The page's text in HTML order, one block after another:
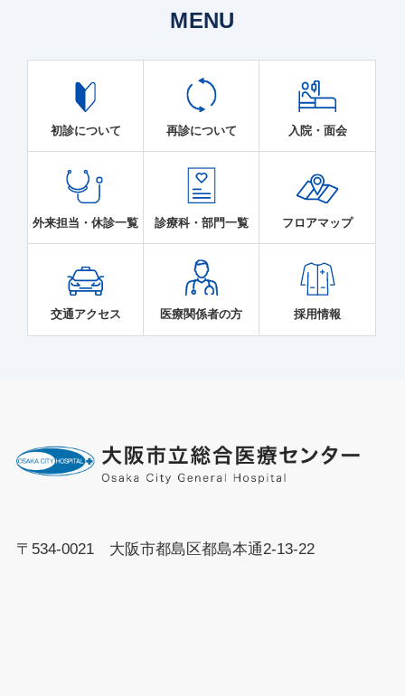
MENU
初診について 再診について 入院・面会
外来担当・休診一覧 診療科・部門一覧 フロアマップ
交通アクセス 医療関係者の方 採用情報
〒534-0021 大阪市都島区都島本通2-13-22